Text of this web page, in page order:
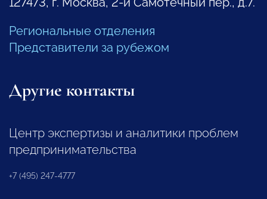
Региональные отделения
Представители за рубежом
Другие контакты
Центр экспертизы и аналитики проблем
предпринимательства
+7 (495) 247-4777